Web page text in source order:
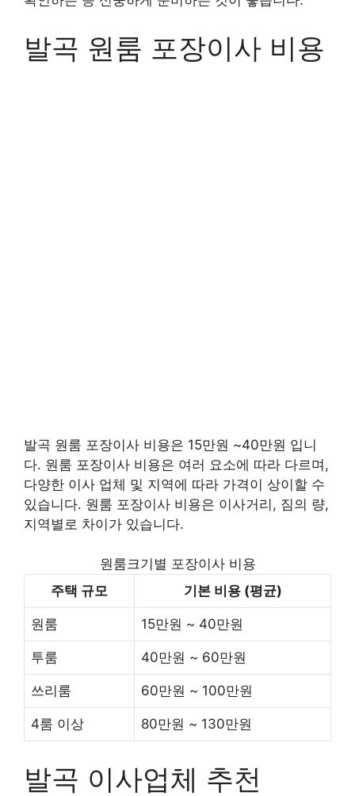
발곡 원룸 포장이사 비용
발곡 원룸 포장이사 비용은 15만원 ~40만원 입니
다. 원룸 포장이사 비용은 여러 요소에 따라 다르며,
다양한 이사 업체 및 지역에 따라 가격이 상이할 수
있습니다. 원룸 포장이사 비용은 이사거리, 짐의 량,
지역별로 차이가 있습니다.
원룸크기별 포장이사 비용
주택 규모
기본 비용 (평균)
원룸 15만원 ~ 40만원
투룸 40만원 ~ 60만원
쓰리룸 60만원 ~ 100만원
4룸 이상 80만원 ~ 130만원
발곡 이사업체 추천